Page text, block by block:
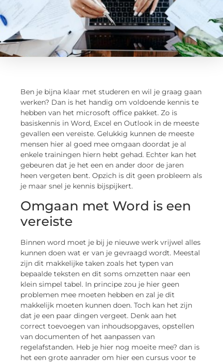
Ben je bijna klaar met studeren en wil je graag gaan
werken? Dan is het handig om voldoende kennis te
hebben van het microsoft office pakket. Zo is
basiskennis in Word, Excel en Outlook in de meeste
gevallen een vereiste. Gelukkig kunnen de meeste
mensen hier al goed mee omgaan doordat je al
enkele trainingen hiern hebt gehad. Echter kan het
gebeuren dat je het een en ander door de jaren
heen vergeten bent. Opzich is dit geen probleem als
je maar snel je kennis bijspijkert.
Omgaan met Word is een
vereiste
Binnen word moet je bij je nieuwe werk vrijwel alles
kunnen doen wat er van je gevraagd wordt. Meestal
zijn dit makkelijke taken zoals het typen van
bepaalde teksten en dit soms omzetten naar een
klein simpel tabel. In principe zou je hier geen
problemen mee moeten hebben en zal je dit
makkelijk moeten kunnen doen. Toch kan het zijn
dat je een paar dingen vergeet. Denk aan het
correct toevoegen van inhoudsopgaves, opstellen
van documenten of het aanpassen van
regelafstanden. Heb je hier nog moeite mee? dan is
het een grote aanrader om hier een cursus voor te